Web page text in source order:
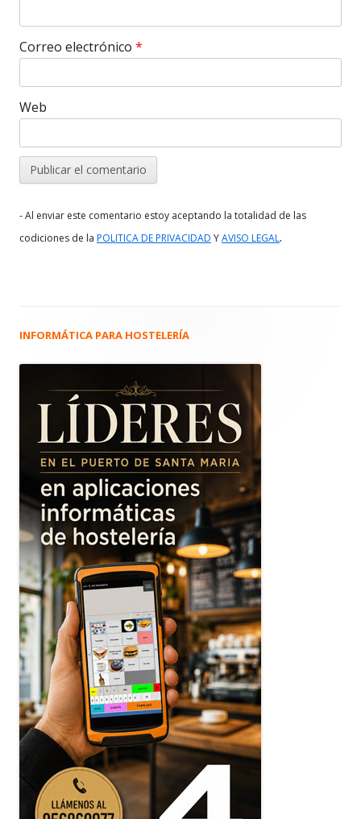
Correo electrónico *
Web
- Al enviar este comentario estoy aceptando la totalidad de las
codiciones de la POLITICA DE PRIVACIDAD YAVISO LEGAL.
Barra
principal
INFORMÁTICA PARA HOSTELERÍA